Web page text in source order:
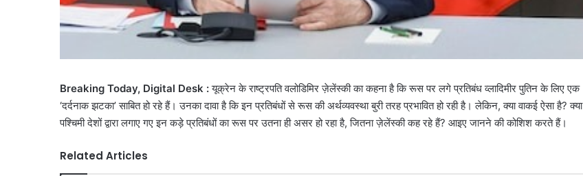
Breaking Today, Digital Desk :यूक्रेन के राष्ट्रपति वलोडिमिर ज़ेलेंस्की का कहना है कि रूस पर लगे प्रतिबंध व्लादिमीर पुतिन के लिए एक
‘दर्दनाक झटका’ साबित हो रहे हैं। उनका दावा है कि इन प्रतिबंधों से रूस की अर्थव्यवस्था बुरी तरह प्रभावित हो रही है। लेकिन, क्या वाकई ऐसा है? क्या
पश्चिमी देशों द्वारा लगाए गए इन कड़े प्रतिबंधों का रूस पर उतना ही असर हो रहा है, जितना ज़ेलेंस्की कह रहे हैं? आइए जानने की कोशिश करते हैं।
Related Articles